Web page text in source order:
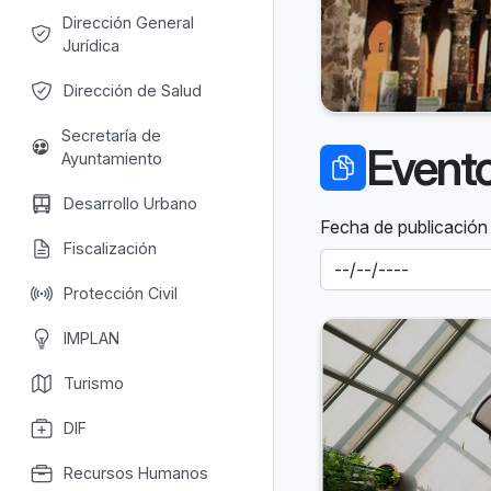
Dirección General
Jurídica
Dirección de Salud
Secretaría de
Ayuntamiento
Desarrollo Urbano
Fiscalización
Protección Civil
IMPLAN
Turismo
DIF
Recursos Humanos
Fecha de publicación